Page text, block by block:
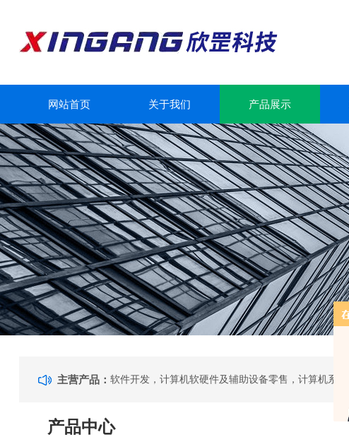
网站首页 关于我们 产品展示
主营产品：
产品中心